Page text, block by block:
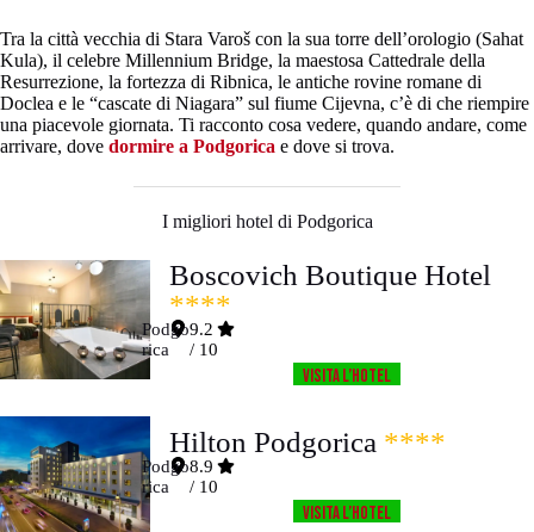
Tra la città vecchia di Stara Varoš con la sua torre dell’orologio (Sahat
Kula), il celebre Millennium Bridge, la maestosa Cattedrale della
Resurrezione, la fortezza di Ribnica, le antiche rovine romane di
Doclea e le “cascate di Niagara” sul fiume Cijevna, c’è di che riempire
una piacevole giornata. Ti racconto cosa vedere, quando andare, come
arrivare, dove dormire a Podgorica e dove si trova.
I migliori hotel di Podgorica
Boscovich Boutique Hotel
****
Podgo
rica
9.2
/ 10
Visita l’HOTEL
Hilton Podgorica ****
Podgo
rica
8.9
/ 10
Visita l’HOTEL